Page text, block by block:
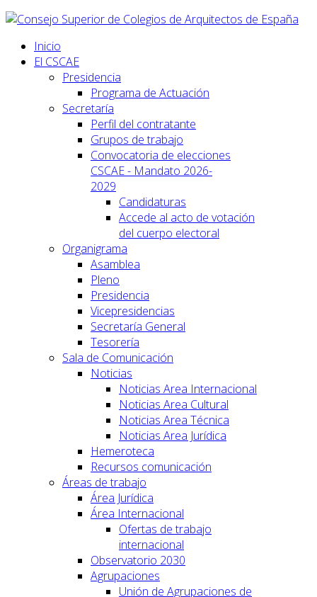
Inicio
El CSCAE
Presidencia
Programa de Actuación
Secretaría
Perfil del contratante
Grupos de trabajo
Convocatoria de elecciones
CSCAE - Mandato 2026-
2029
Candidaturas
Accede al acto de votación
del cuerpo electoral
Organigrama
Asamblea
Pleno
Presidencia
Vicepresidencias
Secretaría General
Tesorería
Sala de Comunicación
Noticias
Noticias Area Internacional
Noticias Area Cultural
Noticias Area Técnica
Noticias Area Jurídica
Hemeroteca
Recursos comunicación
Áreas de trabajo
Área Jurídica
Área Internacional
Ofertas de trabajo
internacional
Observatorio 2030
Agrupaciones
Unión de Agrupaciones de